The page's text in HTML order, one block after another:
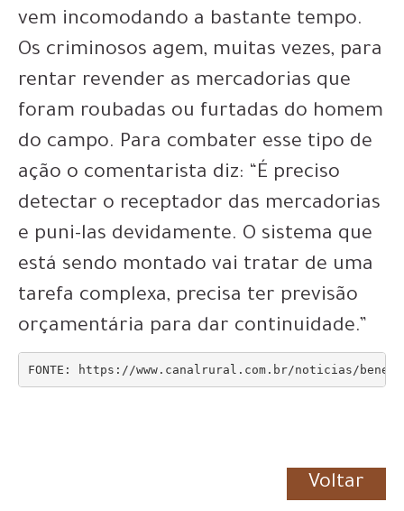
vem incomodando a bastante tempo.
Os criminosos agem, muitas vezes, para
rentar revender as mercadorias que
foram roubadas ou furtadas do homem
do campo. Para combater esse tipo de
ação o comentarista diz: “É preciso
detectar o receptador das mercadorias
e puni-las devidamente. O sistema que
está sendo montado vai tratar de uma
tarefa complexa, precisa ter previsão
orçamentária para dar continuidade.”
FONTE: https://www.canalrural.com.br/noticias/
Voltar